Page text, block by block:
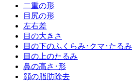
二重の形
目尻の形
左右差
目の大きさ
目の下のふくらみ･クマ･たるみ
目の上のたるみ
鼻の高さ･形
顔の脂肪除去